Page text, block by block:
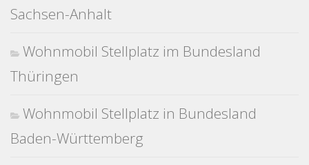
Sachsen-Anhalt
Wohnmobil Stellplatz im Bundesland
Thüringen
Wohnmobil Stellplatz in Bundesland
Baden-Württemberg